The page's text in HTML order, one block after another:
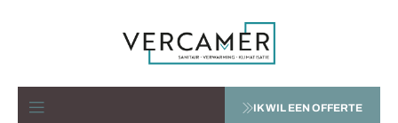
IK WIL EEN OFFERTE